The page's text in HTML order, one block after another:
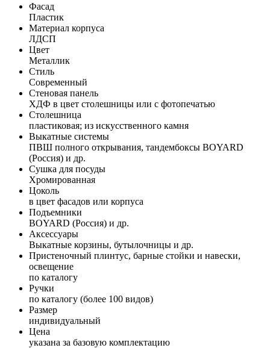
Фасад
Пластик
Материал корпуса
ЛДСП
Цвет
Металлик
Стиль
Современный
Стеновая панель
ХДФ в цвет столешницы или с фотопечатью
Столешница
пластиковая; из искусственного камня
Выкатные системы
ПВШ полного открывания, тандембоксы BOYARD
(Россия) и др.
Сушка для посуды
Хромированная
Цоколь
в цвет фасадов или корпуса
Подъемники
BOYARD (Россия) и др.
Аксессуары
Выкатные корзины, бутылочницы и др.
Пристеночный плинтус, барные стойки и навески,
освещение
по каталогу
Ручки
по каталогу (более 100 видов)
Размер
индивидуальный
Цена
указана за базовую комплектацию